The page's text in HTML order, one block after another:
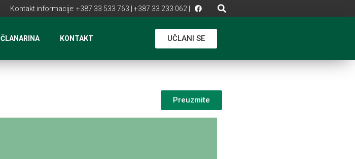
Kontakt informacije: +387 33 533 763 | +387 33 233 062 |
ČLANARINA KONTAKT UČLANI SE
Preuzmite